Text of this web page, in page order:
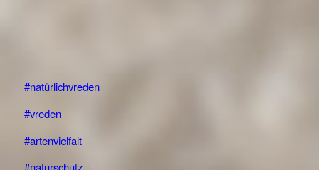
#natürlichvreden
#vreden
#artenvielfalt
#naturschutz